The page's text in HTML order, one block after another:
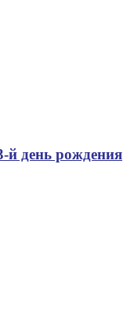
й день рождения